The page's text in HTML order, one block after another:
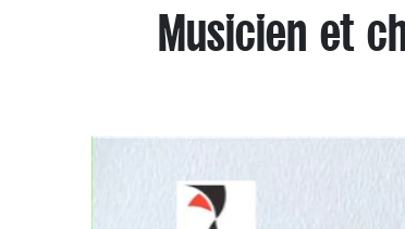
Musicien et